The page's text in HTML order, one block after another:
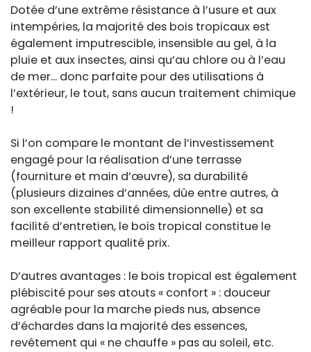
Dotée d’une extrême résistance à l’usure et aux
intempéries, la majorité des bois tropicaux est
également imputrescible, insensible au gel, à la
pluie et aux insectes, ainsi qu’au chlore ou à l’eau
de mer... donc parfaite pour des utilisations à
l’extérieur, le tout, sans aucun traitement chimique
!
Si l’on compare le montant de l’investissement
engagé pour la réalisation d’une terrasse
(fourniture et main d’œuvre), sa durabilité
(plusieurs dizaines d’années, dûe entre autres, à
son excellente stabilité dimensionnelle) et sa
facilité d’entretien, le bois tropical constitue le
meilleur rapport qualité prix.
D’autres avantages : le bois tropical est également
plébiscité pour ses atouts « confort » : douceur
agréable pour la marche pieds nus, absence
d’échardes dans la majorité des essences,
revêtement qui « ne chauffe » pas au soleil, etc.